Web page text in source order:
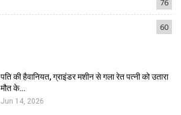
76
60
पति की हैवानियत, ग्राइंडर मशीन से गला रेत पत्नी को उतारा
मौत के…
Jun 14, 2026